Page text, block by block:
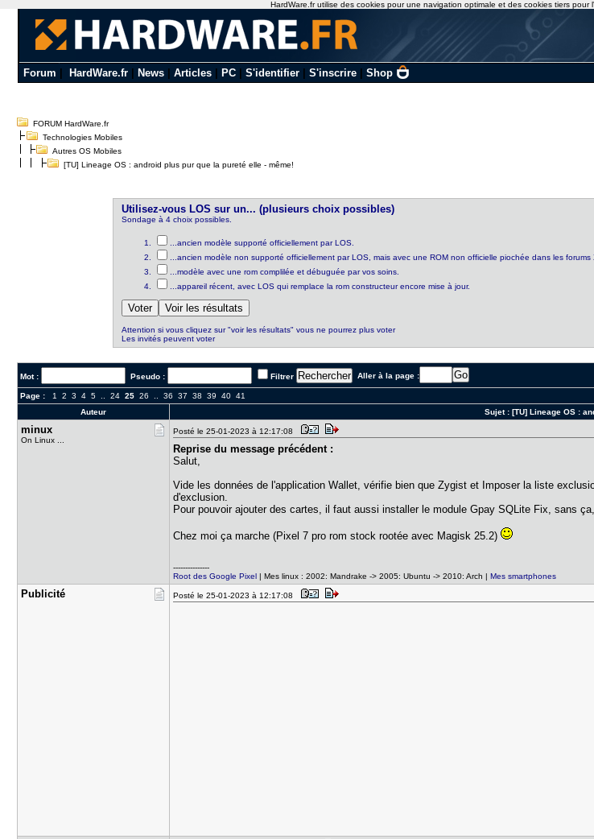
Forum HardWare.fr| News| Articles| PC| S'identifier| S'inscrire| Shop
FORUM HardWare.fr
Technologies Mobiles
Autres OS Mobiles
[TU] Lineage OS : android plus pur que la pureté elle - même!
Utilisez-vous LOS sur un... (plusieurs choix possibles)
Sondage à 4 choix possibles.
...ancien modèle supporté officiellement par LOS.
...ancien modèle non supporté officiellement par LOS, mais avec une ROM non officielle piochée dans les forums
...modèle avec une rom complilée et débuguée par vos soins.
...appareil récent, avec LOS qui remplace la rom constructeur encore mise à jour.
Attention si vous cliquez sur "voir les résultats" vous ne pourrez plus voter
Les invités peuvent voter
Mot : Pseudo : Filtrer Aller à la page :
Page : 1 2 3 4 5 ..24 25 26 ..36 37 38 39 40 41
Auteur
Sujet : [TU] Lineage OS :
minux
On Linux ...
Posté le 25-01-2023 à 12:17:08
Reprise du message précédent :
Salut,
Vide les données de l'application Wallet, vérifie bien que Zygist et Imposer la liste
d'exclusion.
Pour pouvoir ajouter des cartes, il faut aussi installer le module Gpay SQLite Fix, sans
Chez moi ça marche (Pixel 7 pro rom stock rootée avec Magisk 25.2)
---------------
Root des Google Pixel | Mes linux : 2002: Mandrake -> 2005: Ubuntu -> 2010: Arch |Mes smartphones
Publicité Posté le 25-01-2023 à 12:17:08
HardWare.fr utilise des cookies pour une navigation optimale et des cookies tiers pour